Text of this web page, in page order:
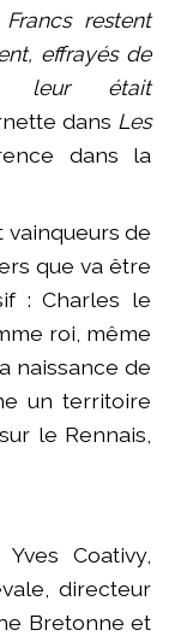
restent
effrayés de
leur était
dans Les
dans la
de
que va être
: Charles le
roi, même
naissance de
un territoire
le Rennais,
Coativy,
directeur
Bretonne et